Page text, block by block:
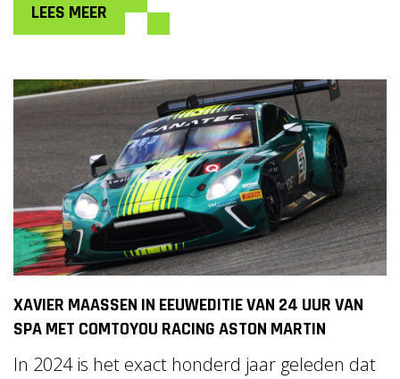
LEES MEER
XAVIER MAASSEN IN EEUWEDITIE VAN 24 UUR VAN
SPA MET COMTOYOU RACING ASTON MARTIN
In 2024 is het exact honderd jaar geleden dat